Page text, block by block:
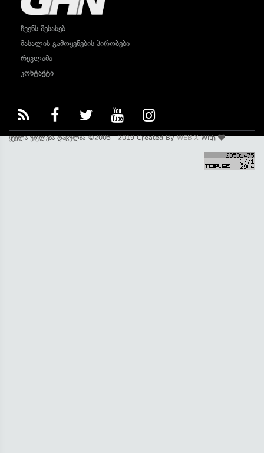
ჩვენს შესახებ
მასალის გამოყენების პირობები
რეკლამა
კონტაქტი
ყველა უფლება დაცულია ©2005 - 2019 Created ByWEB-XWith